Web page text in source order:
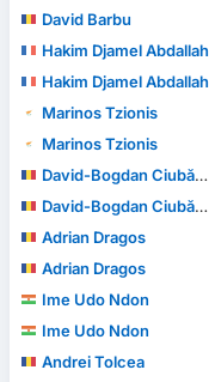
David Barbu
Hakim Djamel Abdallah
Hakim Djamel Abdallah
Marinos Tzionis
Marinos Tzionis
David-Bogdan Ciubăncan
David-Bogdan Ciubăncan
Adrian Dragos
Adrian Dragos
Ime Udo Ndon
Ime Udo Ndon
Andrei Tolcea